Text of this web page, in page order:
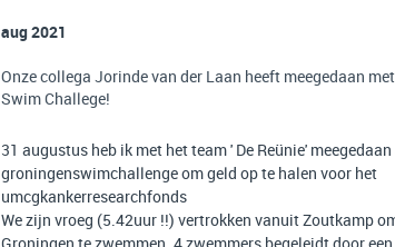
aug 2021
Onze collega Jorinde van der Laan heeft meegedaan
Swim Challege!
31 augustus heb ik met het team ' De Reünie'
groningenswimchallenge om geld op te halen voor het
umcgkankerresearchfonds
We zijn vroeg (5.42uur !!) vertrokken vanuit Zoutkamp